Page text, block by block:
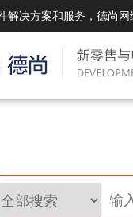
解决方案和服务，德尚网
能列表
城购物，外卖，上门
能。